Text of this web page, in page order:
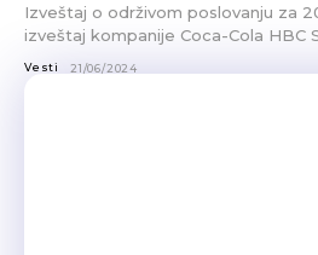
Izveštaj o održivom poslovanju za
izveštaj kompanije Coca-Cola HBC
Vesti 21/06/2024